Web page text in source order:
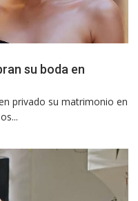
su boda en
privado su matrimonio en